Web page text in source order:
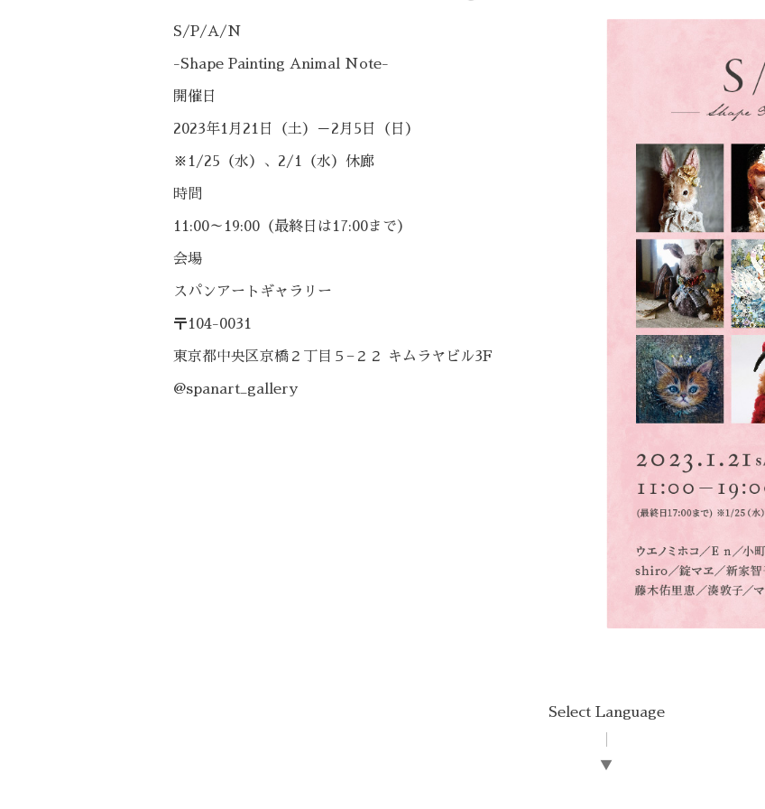
S/P/A/N
-Shape Painting Animal Note-
開催日
2023年1月21日（土）－2月5日（日）
※1/25（水）、2/1（水）休廊
時間
11:00～19:00（最終日は17:00まで）
会場
スパンアートギャラリー
〒104-0031
東京都中央区京橋２丁目５−２２ キムラヤビル3F
@spanart_gallery
Select Language
▼